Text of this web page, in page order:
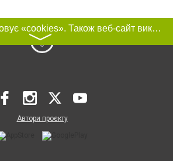
Цей сайт використовує «cookies». Також веб-сайт використовує інтернет-сервіс для збору технічних даних стосовно відвідувачів з метою отримання маркетингової та статистичної інформації. Умови обробки даних відвідувачів сайту див.
〉
Автори проєкту